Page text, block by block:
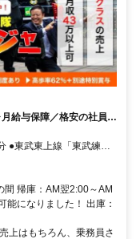
給与保障／格安の社員
間 帰庫：AM翌2:00～AM
能になりました！ 出庫：
上はもちろん、乗務員さ